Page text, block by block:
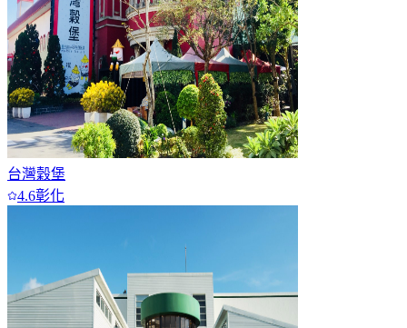
台灣穀堡
4.6彰化